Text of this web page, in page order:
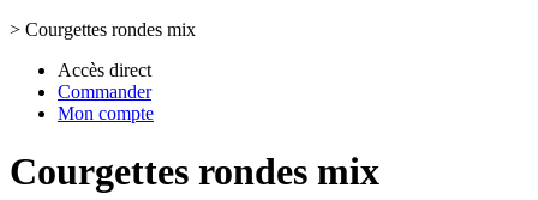
> Courgettes rondes mix
Accès direct
Commander
Mon compte
Courgettes rondes mix